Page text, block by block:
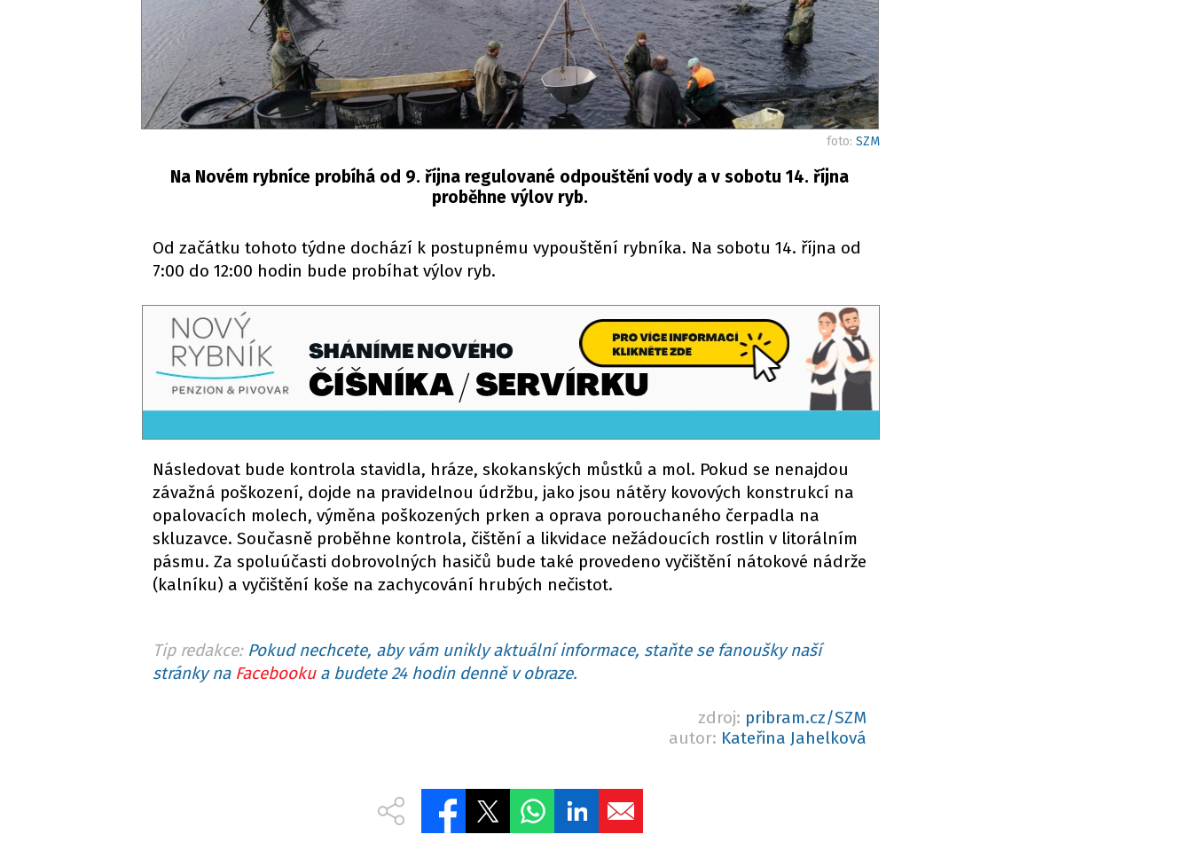
foto: SZM
Na Novém rybníce probíhá od 9. října regulované odpouštění vody a v sobotu 14. října
proběhne výlov ryb.
Od začátku tohoto týdne dochází k postupnému vypouštění rybníka. Na sobotu 14. října od
7:00 do 12:00 hodin bude probíhat výlov ryb.
Následovat bude kontrola stavidla, hráze, skokanských můstků a mol. Pokud se nenajdou
závažná poškození, dojde na pravidelnou údržbu, jako jsou nátěry kovových konstrukcí na
opalovacích molech, výměna poškozených prken a oprava porouchaného čerpadla na
skluzavce. Současně proběhne kontrola, čištění a likvidace nežádoucích rostlin v litorálním
pásmu. Za spoluúčasti dobrovolných hasičů bude také provedeno vyčištění nátokové nádrže
(kalníku) a vyčištění koše na zachycování hrubých nečistot.
Tip redakce: Pokud nechcete, aby vám unikly aktuální informace, staňte se fanoušky naší
stránky na Facebookua budete 24 hodin denně v obraze.
zdroj: pribram.cz/SZM
autor: Kateřina Jahelková